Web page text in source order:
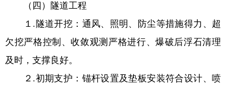
（四）隧道工程
１.隧道开挖：通风、照明、防尘等措施得力、超
欠挖严格控制、收敛观测严格进行、爆破后浮石清理
及时，支撑良好。
２.初期支护：锚杆设置及垫板安装符合设计、喷